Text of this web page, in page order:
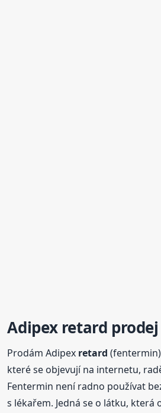
Adipex retard
Prodám Adipex retard
které se objevují na internetu,
Fentermin není radno používat
s lékařem. Jedná se o látku, která